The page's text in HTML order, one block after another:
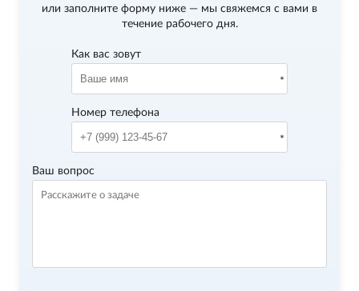
или заполните форму ниже — мы свяжемся с вами в
течение рабочего дня.
Как вас зовут
Номер телефона
Ваш вопрос